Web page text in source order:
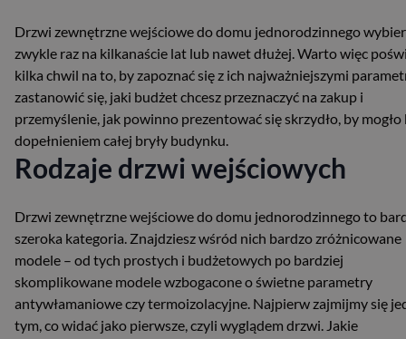
Drzwi zewnętrzne wejściowe do domu jednorodzinnego
zwykle raz na kilkanaście lat lub nawet dłużej. Warto więc
kilka chwil na to, by zapoznać się z ich najważniejszymi
zastanowić się, jaki budżet chcesz przeznaczyć na zakup i
przemyślenie, jak powinno prezentować się skrzydło, by mogło
dopełnieniem całej bryły budynku.
Rodzaje drzwi wejściowych
Drzwi zewnętrzne wejściowe do domu jednorodzinnego to
szeroka kategoria. Znajdziesz wśród nich bardzo zróżnicowane
modele – od tych prostych i budżetowych po bardziej
skomplikowane modele wzbogacone o świetne parametry
antywłamaniowe czy termoizolacyjne. Najpierw zajmijmy się
tym, co widać jako pierwsze, czyli wyglądem drzwi. Jakie